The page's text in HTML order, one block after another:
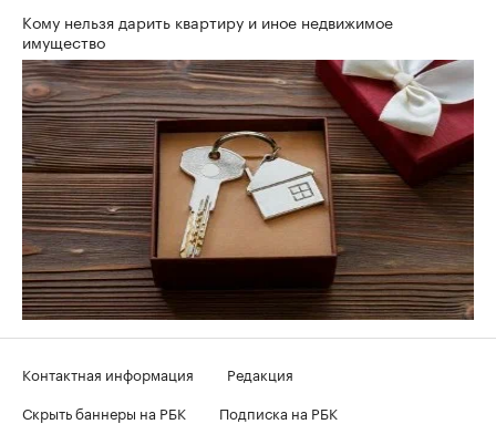
Кому нельзя дарить квартиру и иное недвижимое
имущество
Контактная информация
Редакция
Скрыть баннеры на РБК
Подписка на РБК